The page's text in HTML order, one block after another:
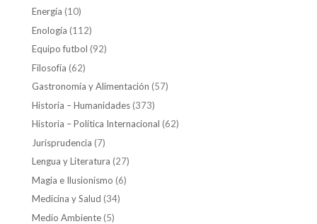
Energía (10)
Enología (112)
Equipo futbol (92)
Filosofía (62)
Gastronomía y Alimentación (57)
Historia – Humanidades(373)
Historia – Política Internacional (62)
Jurisprudencia (7)
Lengua y Literatura (27)
Magia e Ilusionismo (6)
Medicina y Salud (34)
Medio Ambiente(5)